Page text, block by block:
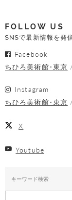
FOLLOW US
SNSで最新情報を発
Facebook
ちひろ美術館･東京
Instagram
ちひろ美術館･東京
X
Youtube